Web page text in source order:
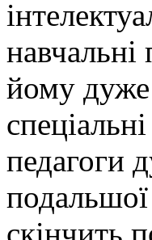
йому дуже
педагоги
скінчить